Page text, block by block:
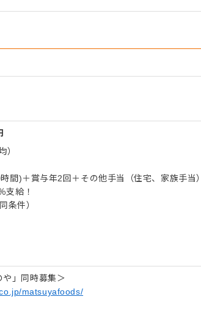
）
間)＋賞与年2回＋その他手当（住宅、家族手当）
支給！
条件）
や」同時募集＞
matsuyafoods/